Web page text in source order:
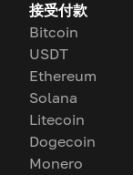
接受付款
Bitcoin
USDT
Ethereum
Solana
Litecoin
Dogecoin
Monero